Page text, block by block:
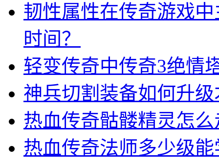
韧性属性在传奇游戏
时间？
轻变传奇中传奇3绝情
神兵切割装备如何升
热血传奇骷髅精灵怎
热血传奇法师多少级